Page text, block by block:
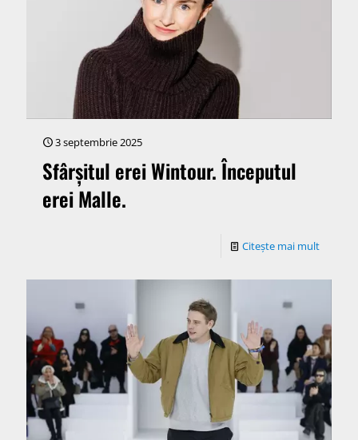
3 septembrie 2025
Sfârșitul erei Wintour. Începutul
erei Malle.
Citește mai mult